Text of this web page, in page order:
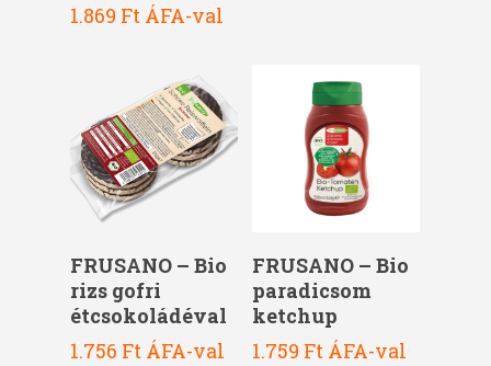
1.869 Ft ÁFA-val
Kosárba Teszem
FRUSANO – Bio
rizs gofri
étcsokoládéval
1.756 Ft ÁFA-val
Kosárba Teszem
FRUSANO – Bio
paradicsom
ketchup
1.759 Ft ÁFA-val